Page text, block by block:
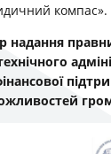
компас».